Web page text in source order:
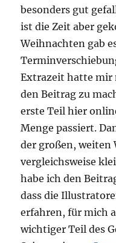
besonders gut
ist die Zeit aber
Weihnachten gab
Extrazeit hatte mir
den Beitrag zu
erste Teil hier
Menge passiert.
der großen, weiten
vergleichsweise
habe ich den
dass die
erfahren, für mich
wichtiger Teil des